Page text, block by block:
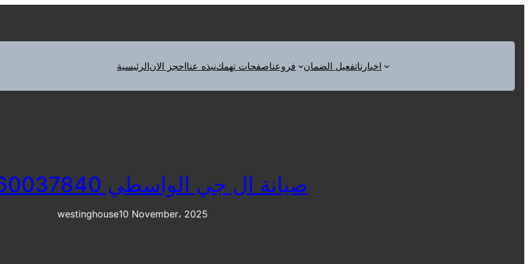
الرئيسيةاحجز الاننبذه عناصفحات تهمكفروعنا تفعيل الضماناخبارنا
صيانة ال جي الواسطي 01060037840
westinghouse10 November، 2025